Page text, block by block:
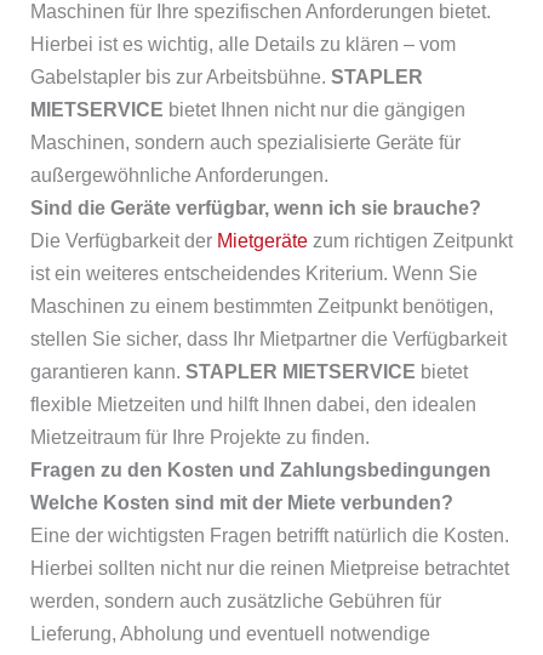
Maschinen für Ihre spezifischen Anforderungen bietet.
Hierbei ist es wichtig, alle Details zu klären – vom
Gabelstapler bis zur Arbeitsbühne. STAPLER
MIETSERVICE bietet Ihnen nicht nur die gängigen
Maschinen, sondern auch spezialisierte Geräte für
außergewöhnliche Anforderungen.
Sind die Geräte verfügbar, wenn ich sie brauche?
Die Verfügbarkeit der Mietgerätezum richtigen Zeitpunkt
ist ein weiteres entscheidendes Kriterium. Wenn Sie
Maschinen zu einem bestimmten Zeitpunkt benötigen,
stellen Sie sicher, dass Ihr Mietpartner die Verfügbarkeit
garantieren kann. STAPLER MIETSERVICE bietet
flexible Mietzeiten und hilft Ihnen dabei, den idealen
Mietzeitraum für Ihre Projekte zu finden.
Fragen zu den Kosten und Zahlungsbedingungen
Welche Kosten sind mit der Miete verbunden?
Eine der wichtigsten Fragen betrifft natürlich die Kosten.
Hierbei sollten nicht nur die reinen Mietpreise betrachtet
werden, sondern auch zusätzliche Gebühren für
Lieferung, Abholung und eventuell notwendige